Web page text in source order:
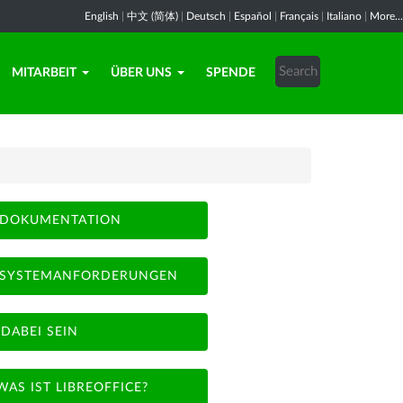
English 中文 (简体) Deutsch Español Français Italiano More...
MITARBEIT ÜBER UNS SPENDE
DOKUMENTATION
SYSTEMANFORDERUNGEN
DABEI SEIN
IST LIBREOFFICE?